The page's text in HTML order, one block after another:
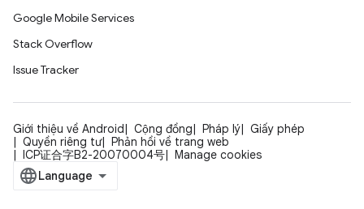
Google Mobile Services
Stack Overflow
Issue Tracker
Giới thiệu về Android Cộng đồng Pháp lý
Giấy phép
Quyền riêng tư
Phản hồi về trang web
ICP证合字B2-20070004号
Manage cookies